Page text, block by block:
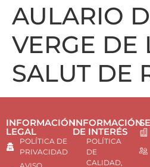
AULARIO
VERGE DE
SALUT DE
INFORMACIÓN
LEGAL
POLÍTICA DE
PRIVACIDAD
INFORMACIÓN
DE INTERÉS
POLÍTICA
DE
CALIDAD,